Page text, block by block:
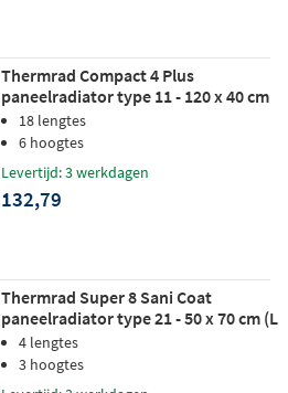
Thermrad Compact 4 Plus
paneelradiator type 11 - 120 x 40 cm
(L x H)
18 lengtes
6 hoogtes
Levertijd: 3 werkdagen
132,79
Thermrad Super 8 Sani Coat
paneelradiator type 21 - 50 x 70 cm (L
x H)4 lengtes
3 hoogtes